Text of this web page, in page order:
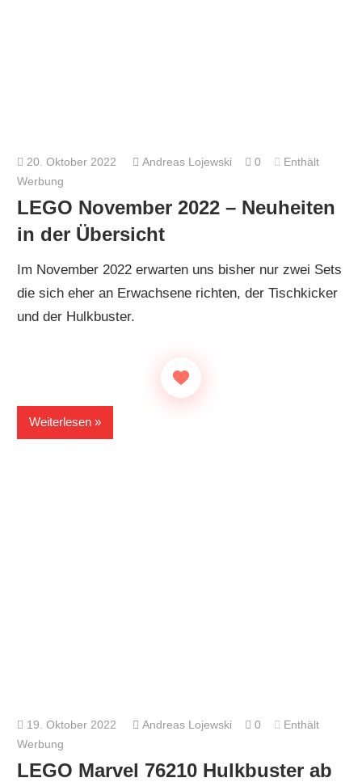
20. Oktober 2022 Andreas Lojewski 0
Enthält
Werbung
LEGO November 2022 – Neuheiten
in der Übersicht
Im November 2022 erwarten uns bisher nur zwei Sets
die sich eher an Erwachsene richten, der Tischkicker
und der Hulkbuster.
Weiterlesen
19. Oktober 2022 Andreas Lojewski 0
Enthält
Werbung
LEGO Marvel 76210 Hulkbuster ab